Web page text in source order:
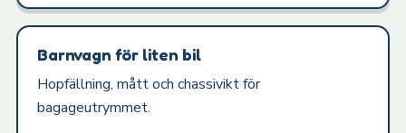
Barnvagn för liten bil
Hopfällning, mått och chassivikt för
bagageutrymmet.